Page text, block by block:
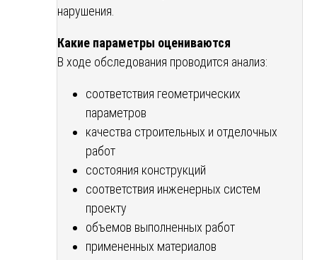
нарушения.
Какие параметры оцениваются
В ходе обследования проводится анализ:
соответствия геометрических
параметров
качества строительных и отделочных
работ
состояния конструкций
соответствия инженерных систем
проекту
объемов выполненных работ
примененных материалов